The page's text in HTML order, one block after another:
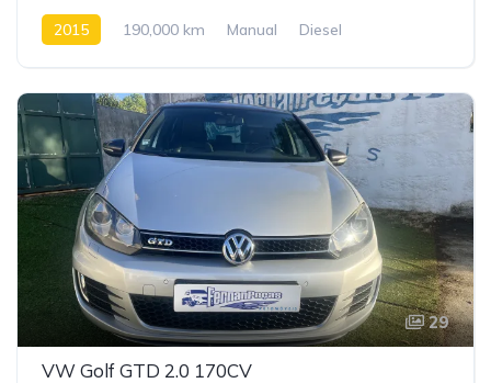
2015 190,000 km Manual
Diesel
29
VW Golf GTD 2.0 170CV